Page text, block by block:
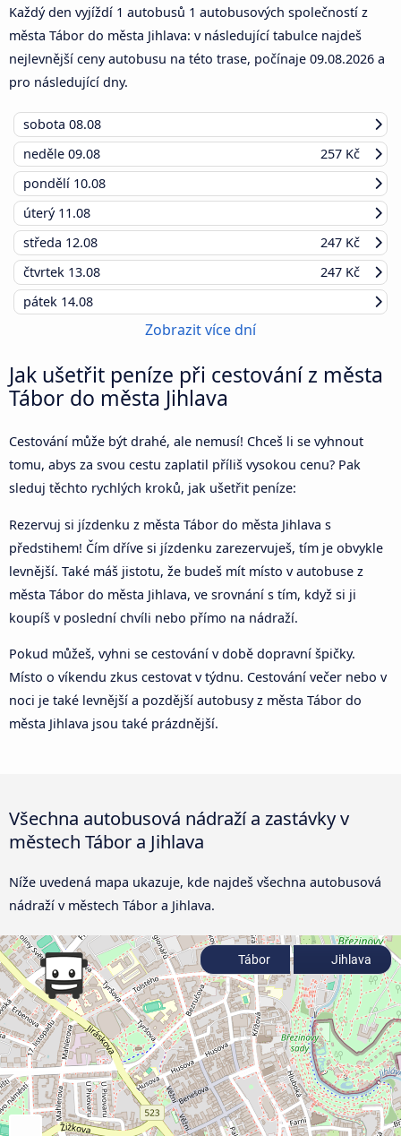
Každý den vyjíždí 1 autobusů 1 autobusových společností z
města Tábor do města Jihlava: v následující tabulce najdeš
nejlevnější ceny autobusu na této trase, počínaje 09.08.2026 a
pro následující dny.
sobota 08.08
neděle 09.08
257 Kč
pondělí 10.08
úterý 11.08
středa 12.08
247 Kč
čtvrtek 13.08
247 Kč
pátek 14.08
Zobrazit více dní
Jak ušetřit peníze při cestování z města
Tábor do města Jihlava
Cestování může být drahé, ale nemusí! Chceš li se vyhnout
tomu, abys za svou cestu zaplatil příliš vysokou cenu? Pak
sleduj těchto rychlých kroků, jak ušetřit peníze:
Rezervuj si jízdenku z města Tábor do města Jihlava s
předstihem! Čím dříve si jízdenku zarezervuješ, tím je obvykle
levnější. Také máš jistotu, že budeš mít místo v autobuse z
města Tábor do města Jihlava, ve srovnání s tím, když si ji
koupíš v poslední chvíli nebo přímo na nádraží.
Pokud můžeš, vyhni se cestování v době dopravní špičky.
Místo o víkendu zkus cestovat v týdnu. Cestování večer nebo v
noci je také levnější a pozdější autobusy z města Tábor do
města Jihlava jsou také prázdnější.
Všechna autobusová nádraží a zastávky v
městech Tábor a Jihlava
Níže uvedená mapa ukazuje, kde najdeš všechna autobusová
nádraží v městech Tábor a Jihlava.
Tábor Jihlava